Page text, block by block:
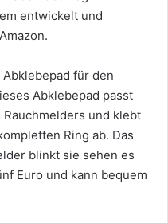
entwickelt und
für den
Abklebepad passt
und klebt
Ring ab. Das
blinkt sie sehen es
Euro und kann bequem